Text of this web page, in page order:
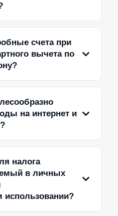
счета при
вычета по
на интернет и
налога
в личных
использовании?